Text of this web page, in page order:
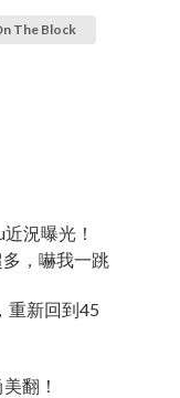
The Block
況曝光！
，嚇我一跳
重新回到45
翻！